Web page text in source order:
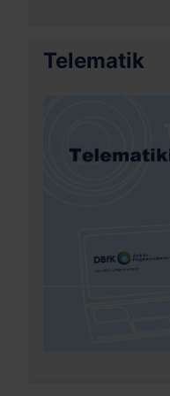
Telematik